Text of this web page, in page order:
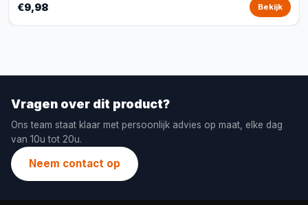
€9,98 Bekijk
Vragen over dit product?
Ons team staat klaar met persoonlijk advies op maat, elke dag
van 10u tot 20u.
Neem contact op